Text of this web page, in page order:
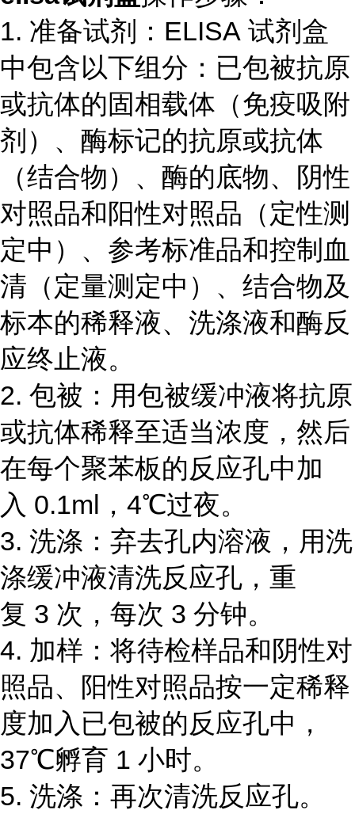
1. 准备试剂：ELISA 试剂盒
中包含以下组分：已包被抗原
或抗体的固相载体（免疫吸附
剂）、酶标记的抗原或抗体
（结合物）、酶的底物、阴性
对照品和阳性对照品（定性测
定中）、参考标准品和控制血
清（定量测定中）、结合物及
标本的稀释液、洗涤液和酶反
应终止液。
2. 包被：用包被缓冲液将抗原
或抗体稀释至适当浓度，然后
在每个聚苯板的反应孔中加
入 0.1ml，4℃过夜。
3. 洗涤：弃去孔内溶液，用洗
涤缓冲液清洗反应孔，重
复 3 次，每次 3 分钟。
4. 加样：将待检样品和阴性对
照品、阳性对照品按一定稀释
度加入已包被的反应孔中，
37℃孵育 1 小时。
5. 洗涤：再次清洗反应孔。